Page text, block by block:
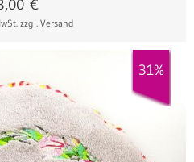
zzgl. Versand
€
31%